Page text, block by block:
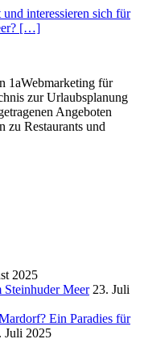
interessieren sich für
[…]
1aWebmarketing für
zur Urlaubsplanung
Angeboten
zu Restaurants und
2025
Steinhuder Meer 23. Juli
Ein Paradies für
Juli 2025